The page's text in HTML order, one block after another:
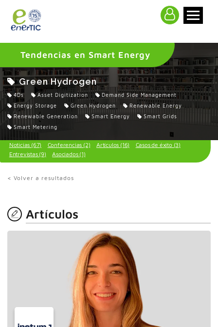
Tendencias en Smart Energy
Green Hydrogen
4Ds Asset Digitization
Demand Side Management
Energy Storage
Green Hydrogen
Renewable Energy
Renewable Generation
Smart Energy
Smart Grids
Smart Metering
Noticias (67) Conferencias (2) Artículos (16)
Casos de éxito (3)
Entrevistas (9)
Asociados (1)
< Volver a resultados
Artículos